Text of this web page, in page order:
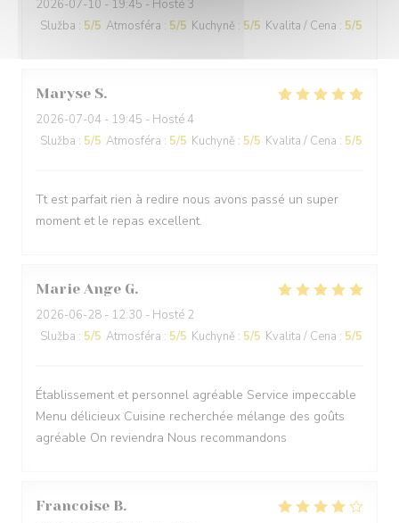
2026-07-10 - 19:45 - Hosté 3
Služba : 5/5 Atmosféra : 5/5 Kuchyně : 5/5 Kvalita / Cena : 5/5
Maryse S
2026-07-04 - 19:45 - Hosté 4
Služba : 5/5 Atmosféra : 5/5 Kuchyně : 5/5 Kvalita / Cena : 5/5
Tt est parfait rien à redire nous avons passé un super
moment et le repas excellent.
Marie Ange G
2026-06-28 - 12:30 - Hosté 2
Služba : 5/5 Atmosféra : 5/5 Kuchyně : 5/5 Kvalita / Cena : 5/5
Établissement et personnel agréable Service impeccable
Menu délicieux Cuisine recherchée mélange des goûts
agréable On reviendra Nous recommandons
Francoise B